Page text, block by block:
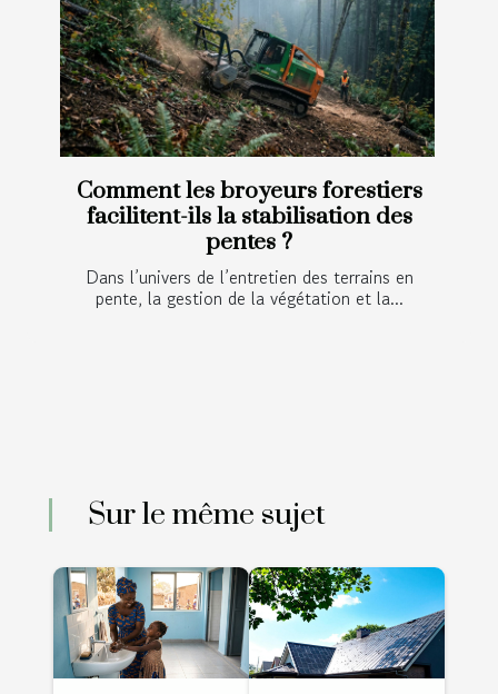
Comment les broyeurs forestiers
facilitent-ils la stabilisation des
pentes ?
Dans l’univers de l’entretien des terrains en
pente, la gestion de la végétation et la...
Sur le même sujet